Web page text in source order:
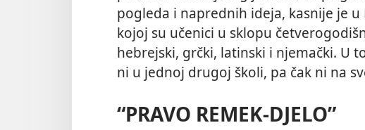
pogleda i naprednih ideja, kasnije je
kojoj su učenici u sklopu
hebrejski, grčki, latinski i njemački. U
ni u jednoj drugoj školi, pa čak ni na
“PRAVO REMEK-DJELO”